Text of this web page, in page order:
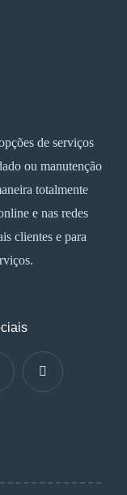
de serviços
ou manutenção
totalmente
e nas redes
clientes e para